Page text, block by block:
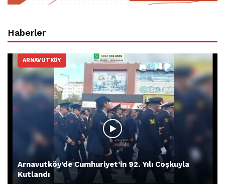
Haberler
ARNAVUTKÖY
Arnavutköy’de Cumhuriyet’in 92. Yılı Coşkuyla
Kutlandı